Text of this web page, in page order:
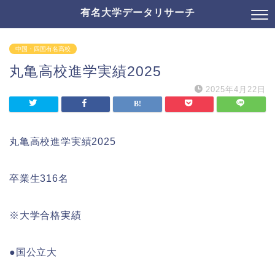
有名大学データリサーチ
中国・四国有名高校
丸亀高校進学実績2025
2025年4月22日
丸亀高校進学実績2025
卒業生316名
※大学合格実績
●国公立大